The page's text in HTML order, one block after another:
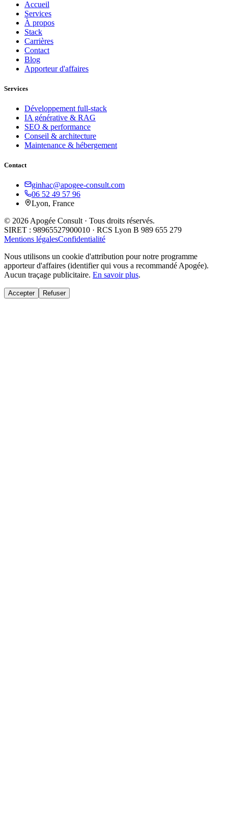
Accueil
Services
À propos
Stack
Carrières
Contact
Blog
Apporteur d'affaires
Services
Développement full-stack
IA générative & RAG
SEO & performance
Conseil & architecture
Maintenance & hébergement
Contact
ginhac@apogee-consult.com
06 52 49 57 96
Lyon, France
© 2026 Apogée Consult · Tous droits réservés.
SIRET : 98965527900010 · RCS Lyon B 989 655 279
Mentions légalesConfidentialité
Nous utilisons un cookie d'attribution pour notre programme
apporteur d'affaires (identifier qui vous a recommandé Apogée).
Aucun traçage publicitaire. En savoir plus.
Accepter Refuser